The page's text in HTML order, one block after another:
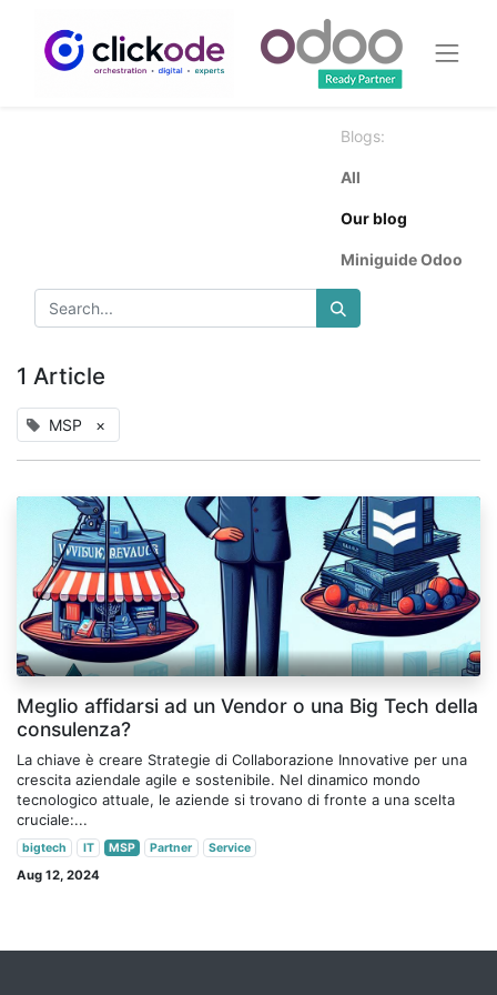
Blogs:
All
Our blog
Miniguide Odoo
1 Article
MSP ×
Meglio affidarsi ad un Vendor o una Big Tech della
consulenza?
La chiave è creare Strategie di Collaborazione Innovative per una
crescita aziendale agile e sostenibile. Nel dinamico mondo
tecnologico attuale, le aziende si trovano di fronte a una scelta
cruciale:...
bigtech IT MSP Partner Service
Aug 12, 2024